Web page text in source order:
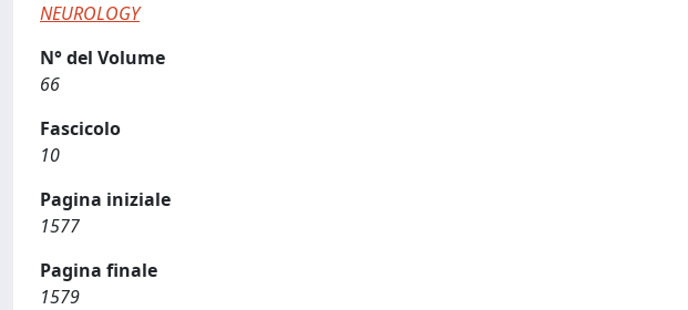
NEUROLOGY
N° del Volume
66
Fascicolo
10
Pagina iniziale
1577
Pagina finale
1579